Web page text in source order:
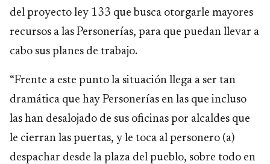
del proyecto ley 133 que busca otorgarle mayores
recursos a las Personerías, para que puedan llevar a
cabo sus planes de trabajo.
“Frente a este punto la situación llega a ser tan
dramática que hay Personerías en las que incluso
las han desalojado de sus oficinas por alcaldes que
le cierran las puertas, y le toca al personero (a)
despachar desde la plaza del pueblo, sobre todo en